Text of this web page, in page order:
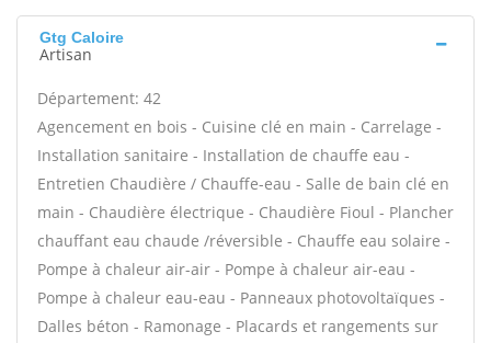
Gtg Caloire
Artisan
Département: 42
Agencement en bois - Cuisine clé en main - Carrelage -
Installation sanitaire - Installation de chauffe eau -
Entretien Chaudière / Chauffe-eau - Salle de bain clé en
main - Chaudière électrique - Chaudière Fioul - Plancher
chauffant eau chaude /réversible - Chauffe eau solaire -
Pompe à chaleur air-air - Pompe à chaleur air-eau -
Pompe à chaleur eau-eau - Panneaux photovoltaïques -
Dalles béton - Ramonage - Placards et rangements sur